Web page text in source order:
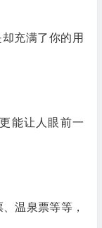
充满了你的用
能让人眼前一
温泉票等等，